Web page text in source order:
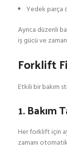
Yedek parça
Ayrıca düzenli
iş gücü ve
Forklift
Etkili bir bakım
1. Bakım
Her forklift için
zamanı